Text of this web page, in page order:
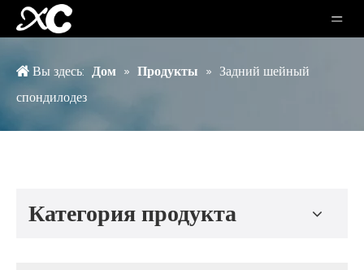
Вы здесь: Дом » Продукты » Задний шейный
спондилодез
Категория продукта